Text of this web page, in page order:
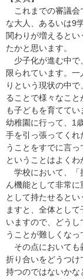
これまでの審議会
な大人、あるいは9
関わりが増えると
たかと思います。
少子化が進む中で
限られています。一
りという現状の中
ることで様々なこ
も子どもを育ててい
幼稚園に行って、1
手を引っ張ってく
うことをすでに言
ということはよくわ
学校において、「
ん機能として非常
として持たせると
ますと、全体とし
いますので、どう
うことが難しくなっ
その点においても
折り合いをどうつ
持つのではないかな